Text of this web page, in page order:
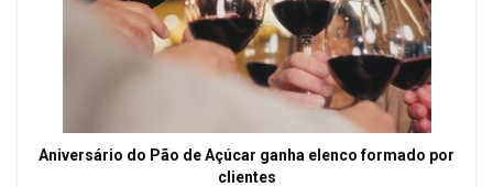
Aniversário do Pão de Açúcar ganha elenco formado por
clientes